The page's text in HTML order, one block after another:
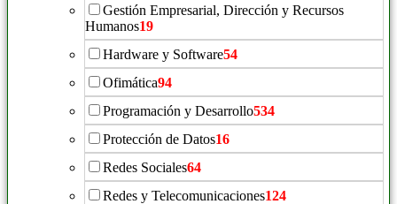
Gestión Empresarial, Dirección y Recursos
Humanos19
Hardware y Software54
Ofimática94
Programación y Desarrollo534
Protección de Datos16
Redes Sociales64
Redes y Telecomunicaciones124